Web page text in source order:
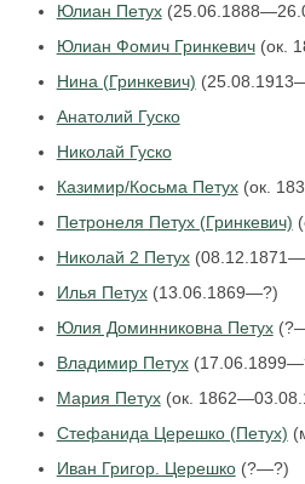
Юлиан Петух
Юлиан Фомич Гринкевич(ок.
Нина (Гринкевич)
Анатолий Гуско
Николай Гуско
Казимир/Косьма Петух(ок.
Петронеля Петух (Гринкевич)
Николай 2 Петух
Илья Петух(13.06.1869—?)
Юлия Доминниковна Петух
Владимир Петух
Мария Петух(ок.
Стефанида Церешко (Петух)
Иван Григор. Церешко(?—?)